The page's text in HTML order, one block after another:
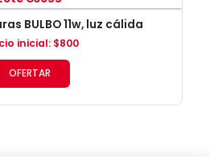
BULBO 11w, luz cálida
inicial: $800
OFERTAR